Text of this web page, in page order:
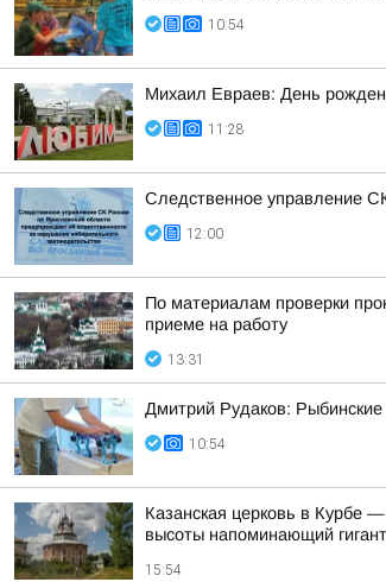
10:54
Михаил Евраев: День
11:28
Следственное управление
12:00
По материалам проверки
приеме на работу
13:31
Дмитрий Рудаков:
10:54
Казанская церковь в Курбе
высоты напоминающий
15:54